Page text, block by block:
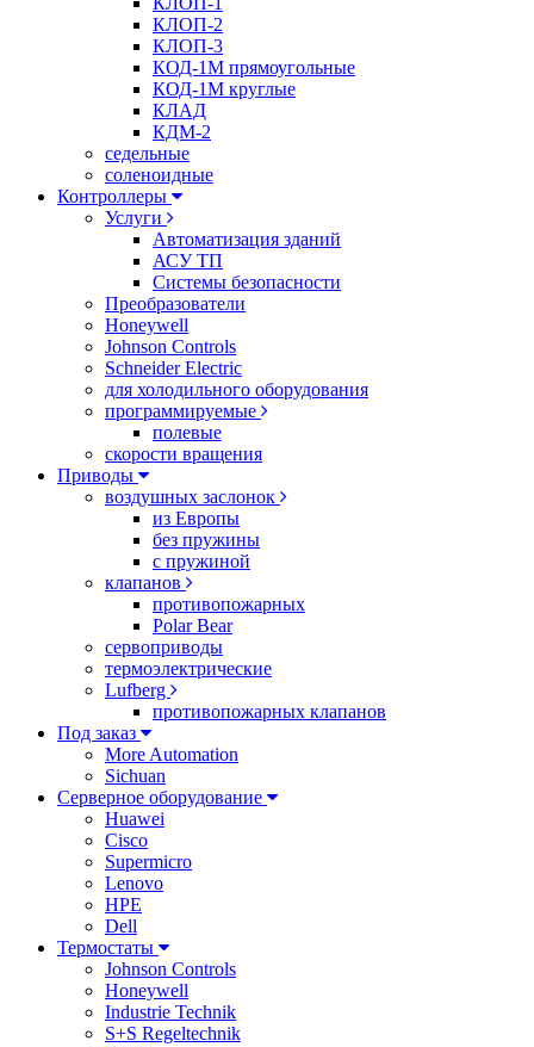
КЛОП-2
КЛОП-3
КОД-1М прямоугольные
КОД-1М круглые
КЛАД
КДМ-2
седельные
соленоидные
Контроллеры
Услуги
Автоматизация зданий
АСУ ТП
Системы безопасности
Преобразователи
Honeywell
Johnson Controls
Schneider Electric
для холодильного оборудования
программируемые
полевые
скорости вращения
Приводы
воздушных заслонок
из Европы
без пружины
с пружиной
клапанов
противопожарных
Polar Bear
сервоприводы
термоэлектрические
Lufberg
противопожарных клапанов
Под заказ
More Automation
Sichuan
Серверное оборудование
Huawei
Cisco
Supermicro
Lenovo
HPE
Dell
Термостаты
Johnson Controls
Honeywell
Industrie Technik
S+S Regeltechnik